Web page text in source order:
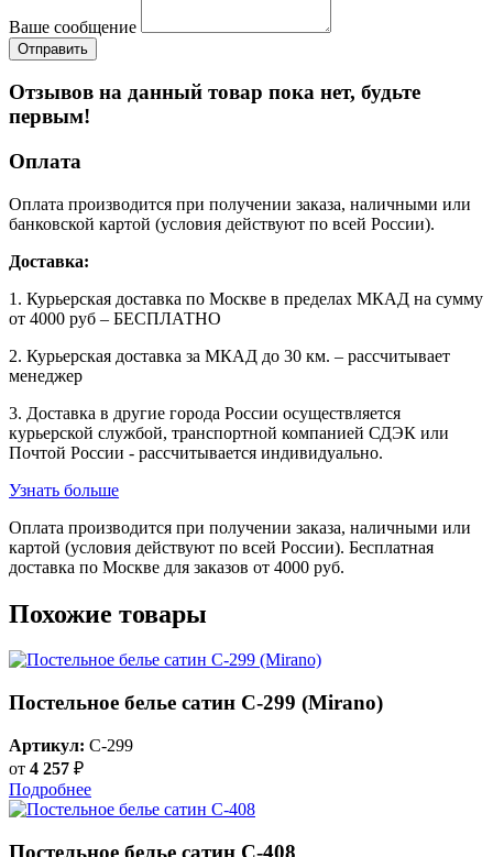
Ваше сообщение
Отзывов на данный товар пока нет, будьте
первым!
Оплата
Оплата производится при получении заказа, наличными или
банковской картой (условия действуют по всей России).
Доставка:
1. Курьерская доставка по Москве в пределах МКАД на сумму
от 4000 руб – БЕСПЛАТНО
2. Курьерская доставка за МКАД до 30 км. – рассчитывает
менеджер
3. Доставка в другие города России осуществляется
курьерской службой, транспортной компанией СДЭК или
Почтой России - рассчитывается индивидуально.
Узнать больше
Оплата производится при получении заказа, наличными или
картой (условия действуют по всей России). Бесплатная
доставка по Москве для заказов от 4000 руб.
Похожие товары
Постельное белье сатин С-299 (Mirano)
Артикул: C-299
от 4 257 ₽
Подробнее
Постельное белье сатин С-408